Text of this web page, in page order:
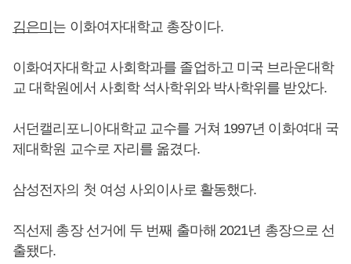
김은미 는 이화여자대학교 총장이다.
이화여자대학교 사회학과를 졸업하고 미국 브라운대학
교 대학원에서 사회학 석사학위와 박사학위를 받았다.
서던캘리포니아대학교 교수를 거쳐 1997년 이화여대 국
제대학원 교수로 자리를 옮겼다.
삼성전자의 첫 여성 사외이사로 활동했다.
직선제 총장 선거에 두 번째 출마해 2021년 총장으로 선
출됐다.